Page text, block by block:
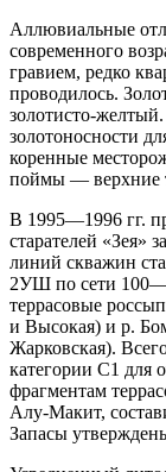
Аллювиальные
современного
гравием, редко
проводилось.
золотисто-
золотоносности
коренные
поймы — верхние
В 1995—1996 гг.
старателей «Зея»
линий скважин
2УШ по сети
террасовые
и Высокая) и р.
Жарковская).
категории С1 для
фрагментам
Алу-Макит,
Запасы